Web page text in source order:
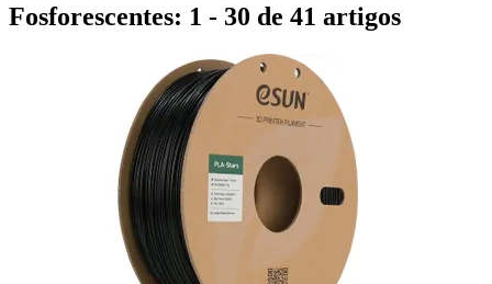
Fosforescentes: 1 - 30 de 41 artigos